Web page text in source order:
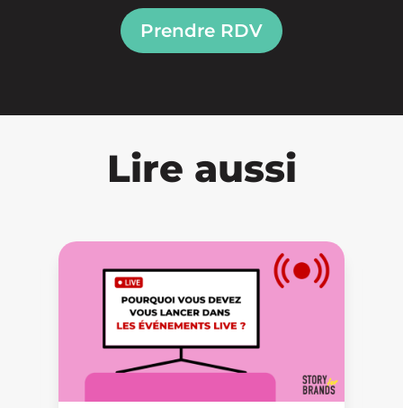
Prendre RDV
Lire aussi